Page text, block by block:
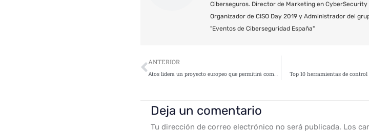
Ciberseguros. Director de Marketing en CyberSecurity
Organizador de CISO Day 2019 y Administrador del
"Eventos de Ciberseguridad España"
Ant
ANTERIOR
Atos lidera un proyecto europeo que permitirá compartir datos de forma segura a través de redes no seguras Top 10 herramientas de
Deja un comentario
Tu dirección de correo electrónico no será publicada. Los